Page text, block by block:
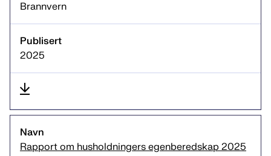
Brannvern
2025
Rapport om husholdningers egenberedskap 2025